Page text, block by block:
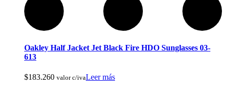
Oakley Half Jacket Jet Black Fire HDO Sunglasses 03-
613
$183.260 valor c/ivaLeer más